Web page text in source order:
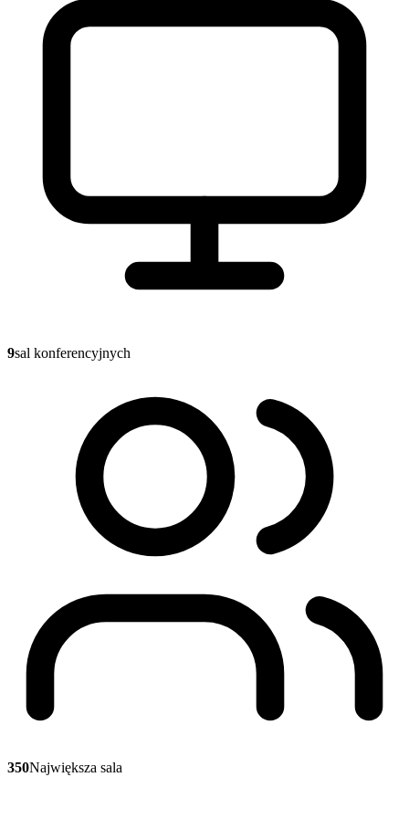
9sal konferencyjnych
350Największa sala